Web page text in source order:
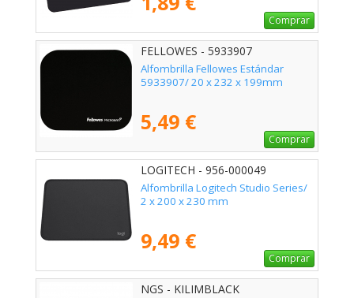
Comprar
FELLOWES - 5933907
Alfombrilla Fellowes Estándar
5933907/ 20 x 232 x 199mm
5,49 €
Comprar
LOGITECH - 956-000049
Alfombrilla Logitech Studio Series/
2 x 200 x 230 mm
9,49 €
Comprar
NGS - KILIMBLACK